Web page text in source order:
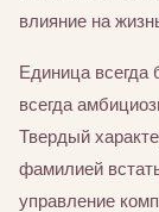
влияние на
Единица
всегда
Твердый
фамилией
управление